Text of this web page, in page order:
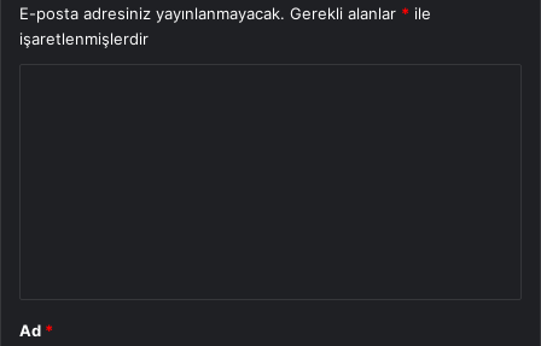
E-posta adresiniz yayınlanmayacak. Gerekli alanlar * ile
işaretlenmişlerdir
Ad *